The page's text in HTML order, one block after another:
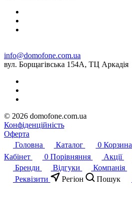
info@domofone.com.ua
вул. Борщагівська 154А, ТЦ Аркадія
© 2026 domofone.com.ua
Конфіденційність
Оферта
Головна
Каталог 0 Корзина
Кабінет
0 Порівняння Акції
Бренди
Відгуки Компанія
Реквізити
Регіон Пошук